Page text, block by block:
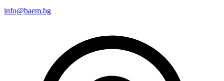
info@baem.bg